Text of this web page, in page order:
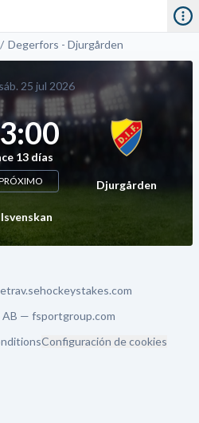
Degerfors - Djurgården
25 jul 2026
13 días
Djurgården
trav.sehockeystakes.com
AB — fsportgroup.com
Configuración de cookies